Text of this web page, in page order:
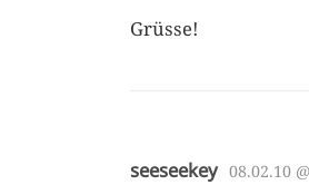
Grüsse!
seeseekey 08.02.10